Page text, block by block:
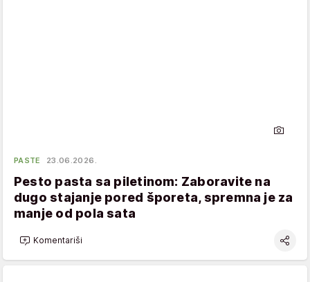
PASTE 23.06.2026.
Pesto pasta sa piletinom: Zaboravite na
dugo stajanje pored šporeta, spremna je za
manje od pola sata
Komentariši